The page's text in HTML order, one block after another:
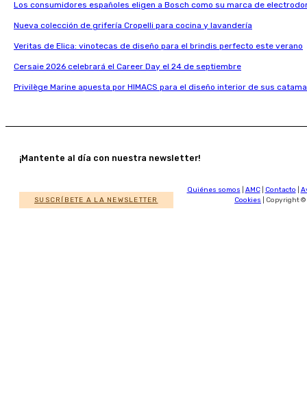
Los consumidores españoles eligen a Bosch como su marca de
Nueva colección de grifería Cropelli para cocina y lavandería
Veritas de Elica: vinotecas de diseño para el brindis perfecto este verano
Cersaie 2026 celebrará el Career Day el 24 de septiembre
Privilège Marine apuesta por HIMACS para el diseño interior de sus
¡Mantente al día con nuestra newsletter!
SUSCRÍBETE A LA NEWSLETTER
Quiénes somos AMC| Contacto
Cookies | Copyright